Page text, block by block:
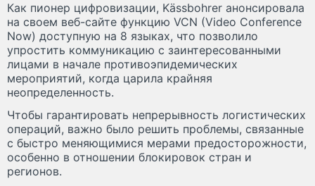
Как пионер цифровизации, Kässbohrer анонсировала
на своем веб-сайте функцию VCN (Video Conference
Now) доступную на 8 языках, что позволило
упростить коммуникацию с заинтересованными
лицами в начале противоэпидемических
мероприятий, когда царила крайняя
неопределенность.
Чтобы гарантировать непрерывность логистических
операций, важно было решить проблемы, связанные
с быстро меняющимися мерами предосторожности,
особенно в отношении блокировок стран и
регионов.